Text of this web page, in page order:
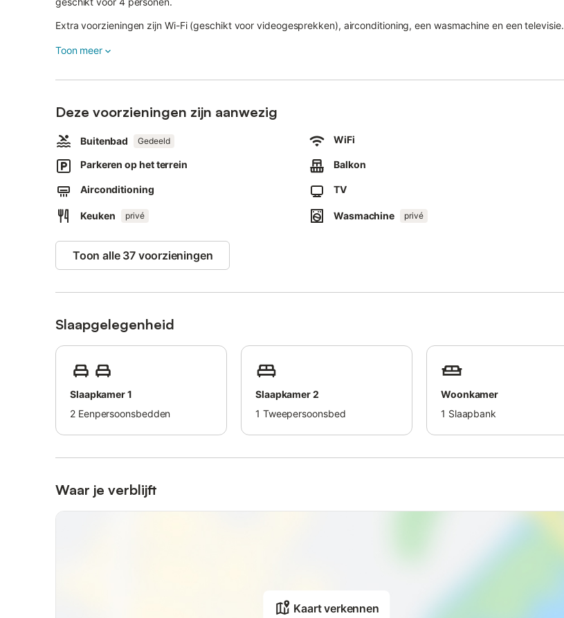
Extra voorzieningen zijn Wi-Fi (geschikt voor videogesprekken), airconditioning, een wasmachine en een televisie.
Een babybedje is beschikbaar tegen een extra vergoeding.
Loop-/rijafstand tot dichtstbijzijnde café: 1.37km.
Loop-/rijafstand tot dichtstbijzijnde supermarkt: 1.35km.
Er is gratis parkeergelegenheid op het terrein.
Huisdieren zijn toegestaan tegen een extra vergoeding.
Feesten zijn niet toegestaan.
null
Toon meer
Deze voorzieningen zijn aanwezig
Buitenbad Gedeeld WiFi
Parkeren op het terrein Balkon
Airconditioning TV
Keuken privé Wasmachine privé
Toon alle 37 voorzieningen
Slaapgelegenheid
Slaapkamer 1
2 Eenpersoonsbedden
Slaapkamer 2
1 Tweepersoonsbed
Woonkamer
1 Slaapbank
Waar je verblijft
Kaart verkennen